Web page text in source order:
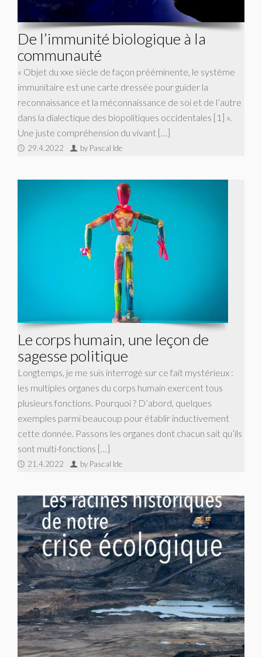
De l’immunité biologique à la
communauté
« Objet du xxe siècle de façon prééminente, le système
immunitaire est une carte dressée pour guider la
reconnaissance et la méconnaissance de soi et de l’autre
dans la dialectique des biopolitiques occidentales [1] ».
Une juste compréhension du vivant […]
29.4.2022 by Pascal Ide
Le corps humain, une leçon de
sagesse politique
Longtemps, je me suis interrogé sur ce fait mystérieux :
les multiples organes du corps humain exercent tous
plusieurs fonctions. Pourquoi ? D’abord, quelques
exemples parmi beaucoup pour établir inductivement
cette donnée. Passons les organes dont chacun sait qu’ils
sont multi-fonctions […]
21.4.2022 by Pascal Ide